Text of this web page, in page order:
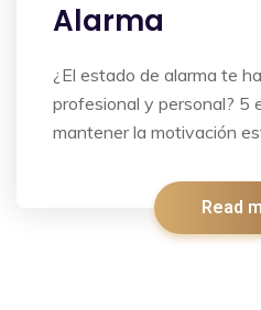
Alarma
¿El estado de alarma te
profesional y personal? 5
mantener la motivación
Read